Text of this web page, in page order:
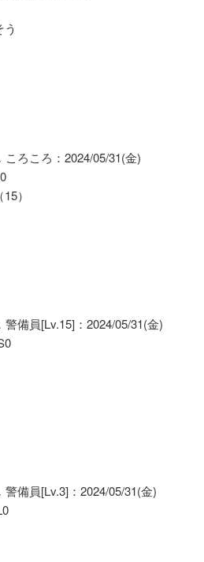
ろころ：2024/05/31(金)
）
備員[Lv.15]：2024/05/31(金)
備員[Lv.3]：2024/05/31(金)